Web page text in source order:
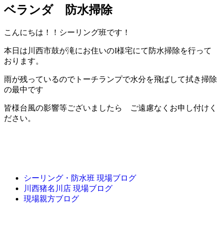
ベランダ 防水掃除
こんにちは！！シーリング班です！
本日は川西市鼓が滝にお住いのI様宅にて防水掃除を行って
おります。
雨が残っているのでトーチランプで水分を飛ばして拭き掃除
の最中です
皆様台風の影響等ございましたら ご遠慮なくお申し付けく
ださい。
シーリング・防水班 現場ブログ
川西猪名川店 現場ブログ
現場親方ブログ